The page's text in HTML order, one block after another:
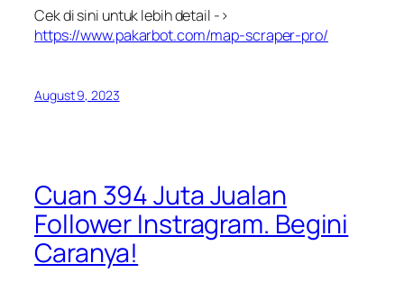
Cek di sini untuk lebih detail ->
https://www.pakarbot.com/map-scraper-pro/
August 9, 2023
Cuan 394 Juta Jualan
Follower Instragram. Begini
Caranya!